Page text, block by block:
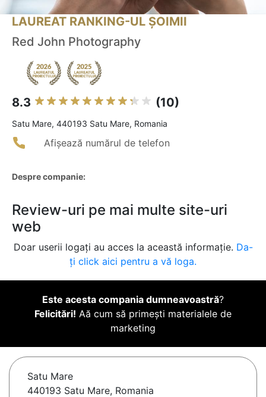
LAUREAT RANKING-UL ȘOIMII
Red John Photography
8.3 (10)
Satu Mare, 440193 Satu Mare, Romania
Afișează numărul de telefon
Despre companie:
Review-uri pe mai multe site-uri
web
Doar userii logați au acces la această informație. Da-
ți click aici pentru a vă loga.
Este acesta compania dumneavoastră?
Felicitări! Aă cum să primești materialele de
marketing
Satu Mare
440193 Satu Mare, Romania